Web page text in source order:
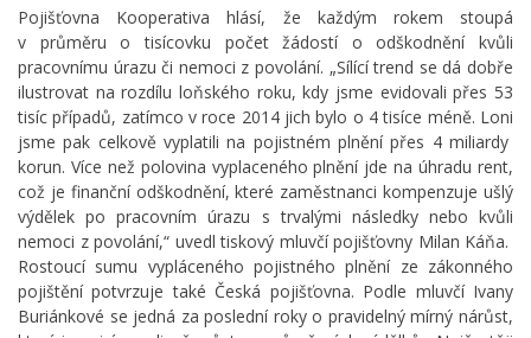
Pojišťovna Kooperativa hlásí, že každým rokem stoupá
v průměru o tisícovku počet žádostí o odškodnění kvůli
pracovnímu úrazu či nemoci z povolání. „Sílící trend se dá dobře
ilustrovat na rozdílu loňského roku, kdy jsme evidovali přes 53
tisíc případů, zatímco v roce 2014 jich bylo o 4 tisíce méně. Loni
jsme pak celkově vyplatili na pojistném plnění přes 4 miliardy
korun. Více než polovina vyplaceného plnění jde na úhradu rent,
což je finanční odškodnění, které zaměstnanci kompenzuje ušlý
výdělek po pracovním úrazu s trvalými následky nebo kvůli
nemoci z povolání,“ uvedl tiskový mluvčí pojišťovny Milan Káňa.
Rostoucí sumu vypláceného pojistného plnění ze zákonného
pojištění potvrzuje také Česká pojišťovna. Podle mluvčí Ivany
Buriánkové se jedná za poslední roky o pravidelný mírný nárůst,